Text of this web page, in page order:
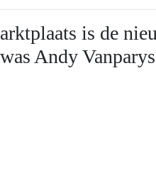
is de
Andy